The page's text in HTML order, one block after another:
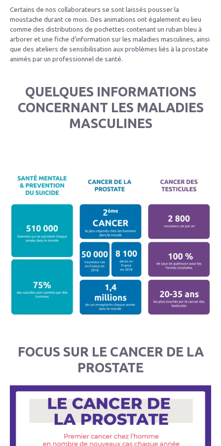
Certains de nos collaborateurs se sont laissés pousser la
moustache durant ce mois. Des animations ont également eu lieu
comme des distributions de pochettes contenant un ruban bleu à
arborer et une fiche d’information sur les maladies masculines, ainsi
que des ateliers de sensibilisation aux problèmes liés à la prostate
animés par un professionnel de santé.
QUELQUES INFORMATIONS
CONCERNANT LES MALADIES
MASCULINES
FOCUS SUR LE CANCER DE LA
PROSTATE